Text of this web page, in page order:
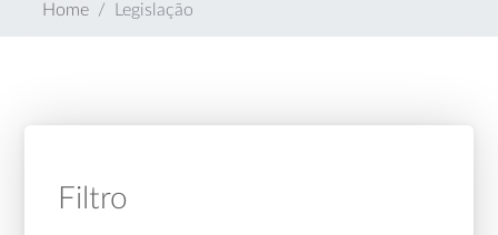
Home Legislação
Filtro